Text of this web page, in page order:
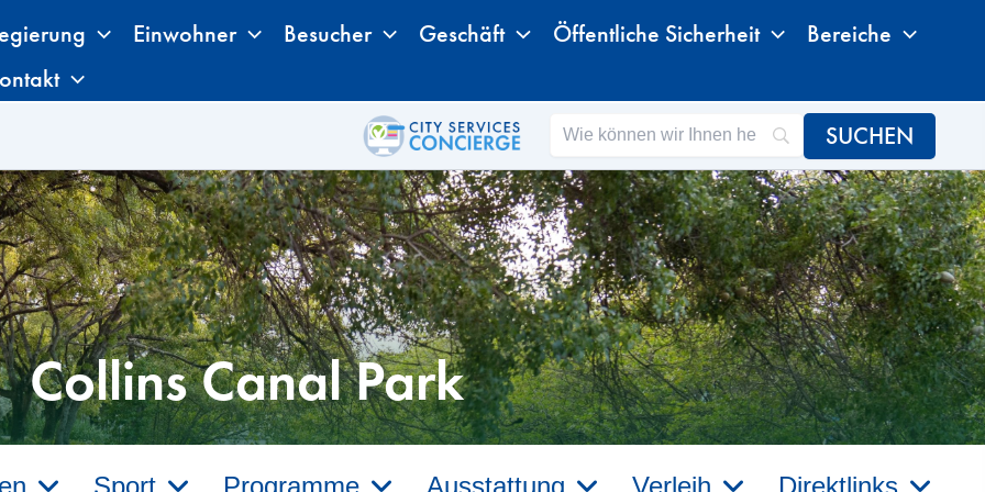
Einwohner Besucher Geschäft Öffentliche Sicherheit
Bereiche
Collins Canal Park
Sport Programme Ausstattung Verleih Direktlinks